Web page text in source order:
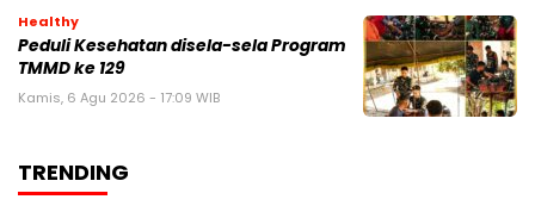
Healthy
Peduli Kesehatan disela-sela Program
TMMD ke 129
Kamis, 6 Agu 2026 - 17:09 WIB
TRENDING